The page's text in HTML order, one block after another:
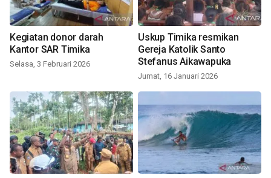
Kegiatan donor darah
Kantor SAR Timika
Selasa, 3 Februari 2026
Uskup Timika resmikan
Gereja Katolik Santo
Stefanus Aikawapuka
Jumat, 16 Januari 2026